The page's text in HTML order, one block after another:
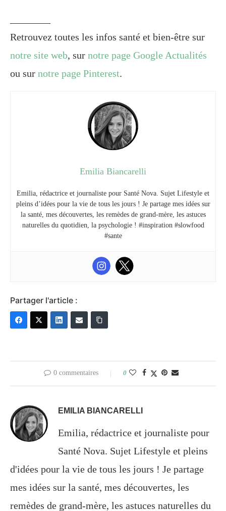
Retrouvez toutes les infos santé et bien-être sur
notre site web, sur notre page Google Actualités
ou sur notre page Pinterest.
Emilia Biancarelli
Emilia, rédactrice et journaliste pour Santé Nova. Sujet Lifestyle et
pleins d’idées pour la vie de tous les jours ! Je partage mes idées sur
la santé, mes découvertes, les remèdes de grand-mère, les astuces
naturelles du quotidien, la psychologie ! #inspiration #slowfood
#sante
Partager l'article :
0 commentaires 0
EMILIA BIANCARELLI
Emilia, rédactrice et journaliste pour
Santé Nova. Sujet Lifestyle et pleins
d'idées pour la vie de tous les jours ! Je partage
mes idées sur la santé, mes découvertes, les
remèdes de grand-mère, les astuces naturelles du